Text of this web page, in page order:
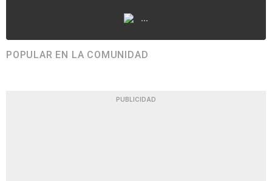
...
POPULAR EN LA COMUNIDAD
PUBLICIDAD